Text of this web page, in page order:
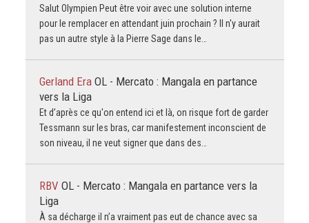
Salut Olympien Peut être voir avec une solution interne
pour le remplacer en attendant juin prochain ? Il n'y aurait
pas un autre style à la Pierre Sage dans le…
Gerland Era OL - Mercato : Mangala en partance
vers la Liga
Et d’après ce qu'on entend ici et là, on risque fort de garder
Tessmann sur les bras, car manifestement inconscient de
son niveau, il ne veut signer que dans des…
RBV OL - Mercato : Mangala en partance vers la
Liga
À sa décharge il n’a vraiment pas eut de chance avec sa